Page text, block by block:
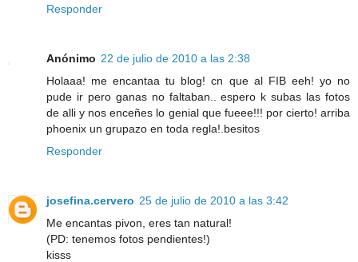
Responder
Anónimo 22 de julio de 2010 a las 2:38
Holaaa! me encantaa tu blog! cn que al FIB eeh! yo no
pude ir pero ganas no faltaban.. espero k subas las fotos
de alli y nos enceñes lo genial que fueee!!! por cierto! arriba
phoenix un grupazo en toda regla!.besitos
Responder
josefina.cervero 25 de julio de 2010 a las 3:42
Me encantas pivon, eres tan natural!
(PD: tenemos fotos pendientes!)
kisss